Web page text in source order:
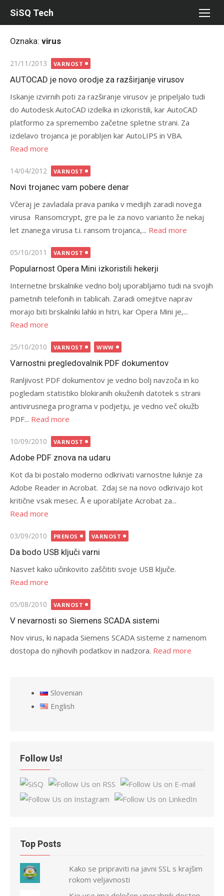
SiSQ Tech
Oznaka: virus
Posted
on
21/11/2013 VARNOST
AUTOCAD je novo orodje za razširjanje virusov
Iskanje izvirnih poti za razširanje virusov je pripeljalo tudi
do Autodesk AutoCAD izdelka in izkoristili, kar AutoCAD
platformo za spremembo začetne spletne strani. Za
izdelavo trojanca je porabljen kar AutoLIPS in VBA.
Read more
Posted
on
14/04/2012 VARNOST
Novi trojanec vam pobere denar
Včeraj je zavladala prava panika v medijih zaradi novega
virusa Ransomcrypt, gre pa le za novo varianto že nekaj
let znanega virusa t.i. ransom trojanca,... Read more
Posted
on
05/10/2011 VARNOST
Popularnost Opera Mini izkoristili hekerji
Internetne brskalnike vedno bolj uporabljamo tudi na svojih
pametnih telefonih in tablicah. Zaradi omejitve naprav
morajo biti brskalniki lahki in hitri, kar Opera Mini je,...
Read more
Posted
on
25/10/2010 VARNOST WWW
Varnostni pregledovalnik PDF dokumentov
Ranljivost PDF dokumentov je vedno bolj navzoča in ko
pogledam statistiko blokiranih okuženih datotek s strani
antivirusnega programa v podjetju, je vedno več okužb
PDF... Read more
Posted
on
10/09/2010 VARNOST
Adobe PDF znova na udaru
Kot da bi postalo moderno odkrivati varnostne luknje za
Adobe Reader in Acrobat. Zdaj se na novo odkrivajo kot
kritične vsak mesec. Å e uporabljate Acrobat za...
Read more
Posted
on
03/09/2010 PRENOS VARNOST
Da bodo USB ključi varni
Nasvet kako učinkovito zaščititi svoje USB ključe.
Read more
Posted
on
05/08/2010 VARNOST
V nevarnosti so Siemens SCADA sistemi
Nov virus, ki napada Siemens SCADA sisteme z namenom
dostopa do njihovih podatkov in nadzora. Read more
Slovenian
English
Follow Us!
Top Posts
Kako se pripraviti na javni SSL s krajšim
rokom veljavnosti